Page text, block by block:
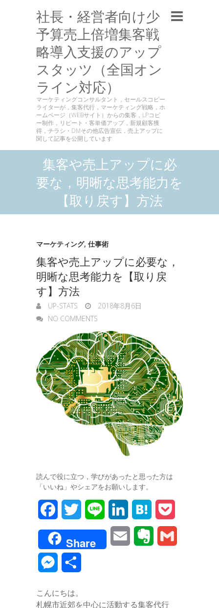
社長・経営者向け少
予算売上倍増集客戦
略導入支援のアップ
スタッツ（全国オン
ライン対応）
マーケティングコンサルタント，セールスコピー
ライターが，集客代行，マーケティング戦略，ホ
ームページ（WEBサイト）からの集客，LPコピ
ー制作，リピート・客単価アップ，新規顧客獲
得，チラシ・DMその他広告宣伝，売上アップに
関して記事を公開しています
集客や売上アップに必
要な，明晰な思考能力を
【取り戻す】方法
マーケティング, 仕事術
集客や売上アップに必要な，
明晰な思考能力を【取り戻
す】方法
UP-STATS
2018年8月6日
NO COMMENTS
読んで役に立つ，学びがあったと思った方は
「いいね」やシェアをお願いします。
a
c
e
b
w
i
i
n
i
n
a
t
o
c
Share
s
こんにちは。
札幌市近郊を中心に活動する集客代行